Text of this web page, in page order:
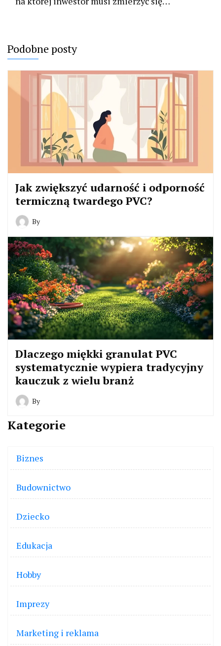
Podobne posty
Jak zwiększyć udarność i odporność
termiczną twardego PVC?
By
Dlaczego miękki granulat PVC
systematycznie wypiera tradycyjny
kauczuk z wielu branż
By
Kategorie
Biznes
Budownictwo
Dziecko
Edukacja
Hobby
Imprezy
Marketing i reklama